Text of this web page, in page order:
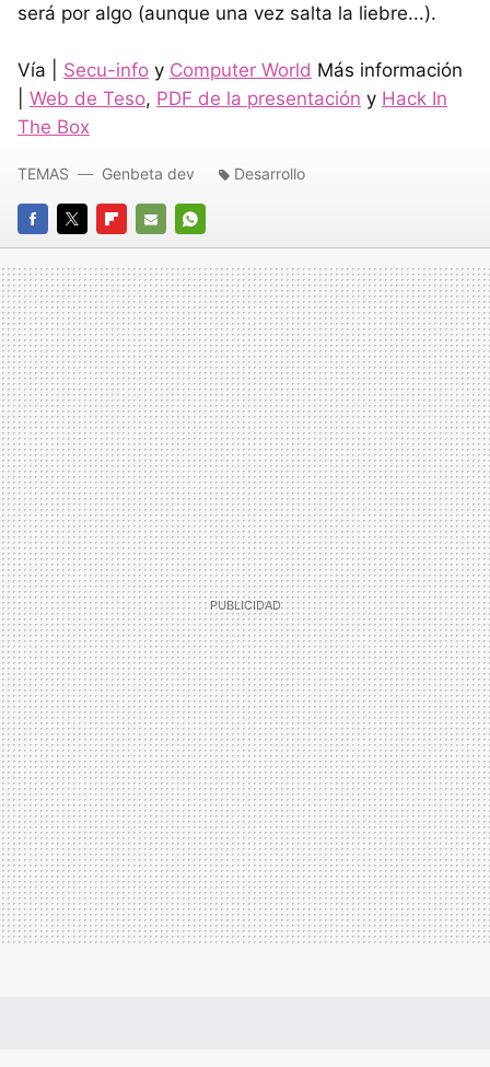
será por algo (aunque una vez salta la liebre...).
Vía | Secu-info y Computer World Más información
Web de Teso, PDF de la presentación y Hack In
The Box
FACEBOOK
TWITTERFLIPBOARD
E-
MAIL
WHATSAPP
TEMAS Genbeta dev Desarrollo